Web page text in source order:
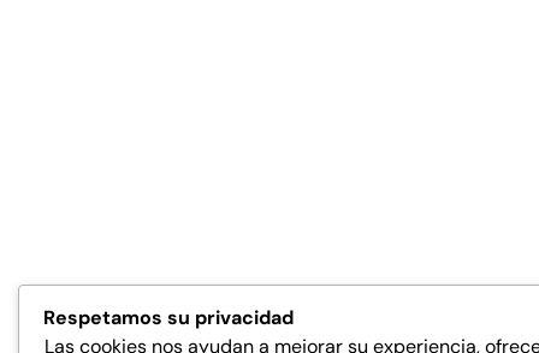
Respetamos su privacidad
Las cookies nos ayudan a mejorar su experiencia,